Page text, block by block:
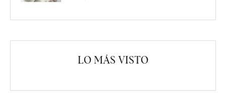
LO MÁS VISTO